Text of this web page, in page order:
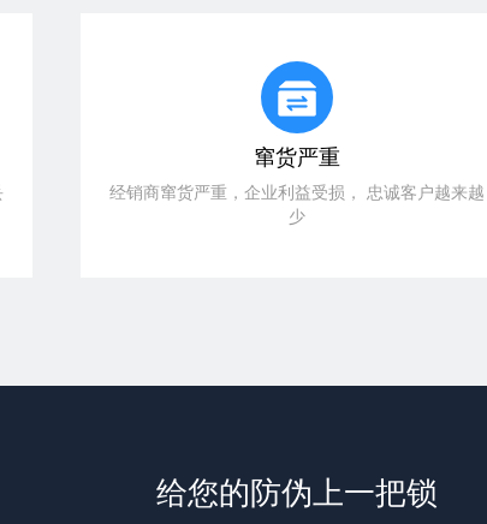
窜货严重
经销商窜货严重，企业利益受损， 忠诚客户越来越
少
给您的防伪上一把锁